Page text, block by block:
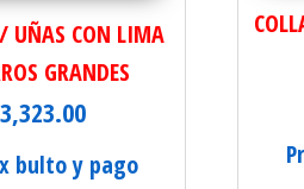
UÑAS CON LIMA
GRANDES
3,323.00
bulto y pago